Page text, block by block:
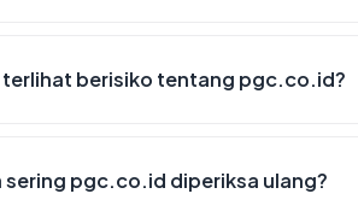
terlihat berisiko tentang pgc.co.id?
sering pgc.co.id diperiksa ulang?